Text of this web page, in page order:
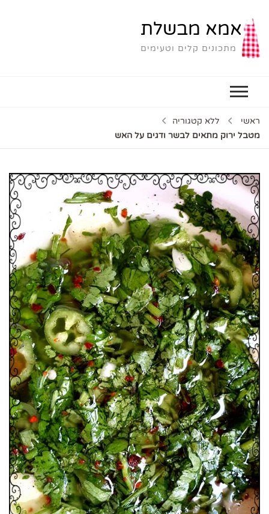
אמא מבשלת
מתכונים קלים וטעימים
ראשי
ללא קטגוריה
מטבל ירוק מתאים לבשר ודגים על האש